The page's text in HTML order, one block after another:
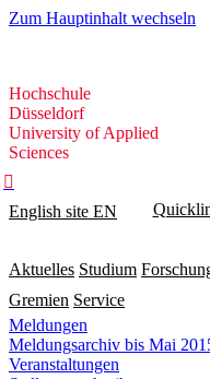
Zum Hauptinhalt wechseln
Hochschule
Düsseldorf
Hochschule
Düsseldorf
University of Applied
Sciences

English site EN
Aktuelles Studium
Gremien Service
Meldungen
Meldungsarchiv bis Mai
Veranstaltungen